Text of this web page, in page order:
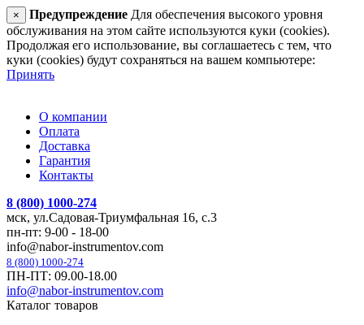
× Предупреждение Для обеспечения высокого уровня
обслуживания на этом сайте используются куки (cookies).
Продолжая его использование, вы соглашаетесь с тем, что
куки (cookies) будут сохраняться на вашем компьютере:
Принять
О компании
Оплата
Доставка
Гарантия
Контакты
8 (800) 1000-274
мск, ул.Садовая-Триумфальная 16, с.3
пн-пт: 9-00 - 18-00
info@nabor-instrumentov.com
8 (800) 1000-274
ПН-ПТ: 09.00-18.00
info@nabor-instrumentov.com
Каталог товаров